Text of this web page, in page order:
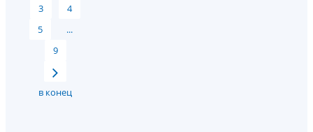
3
4
5
...
9
в конец